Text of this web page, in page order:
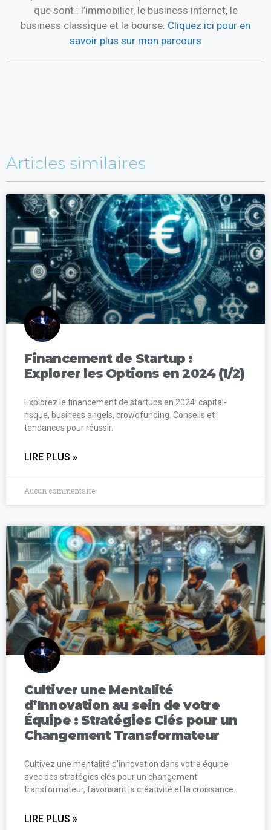
que sont : l’immobilier, le business internet, le
business classique et la bourse. Cliquez ici pour en
savoir plus sur mon parcours
Articles similaires
Financement de Startup :
Explorer les Options en 2024 (1/2)
Explorez le financement de startups en 2024: capital-
risque, business angels, crowdfunding. Conseils et
tendances pour réussir.
LIRE PLUS »
Aucun commentaire
Cultiver une Mentalité
d’Innovation au sein de votre
Équipe : Stratégies Clés pour un
Changement Transformateur
Cultivez une mentalité d’innovation dans votre équipe
avec des stratégies clés pour un changement
transformateur, favorisant la créativité et la croissance.
LIRE PLUS »